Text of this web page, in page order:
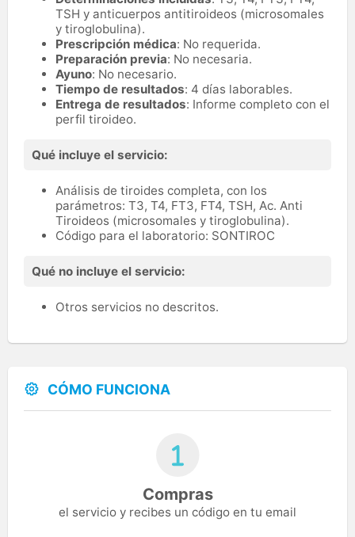
TSH y anticuerpos antitiroideos (microsomales
y tiroglobulina).
Prescripción médica: No requerida.
Preparación previa: No necesaria.
Ayuno: No necesario.
Tiempo de resultados: 4 días laborables.
Entrega de resultados: Informe completo con el
perfil tiroideo.
Qué incluye el servicio:
Análisis de tiroides completa, con los
parámetros: T3, T4, FT3, FT4, TSH, Ac. Anti
Tiroideos (microsomales y tiroglobulina).
Código para el laboratorio: SONTIROC
Qué no incluye el servicio:
Otros servicios no descritos.
CÓMO FUNCIONA
Compras
el servicio y recibes un código en tu email